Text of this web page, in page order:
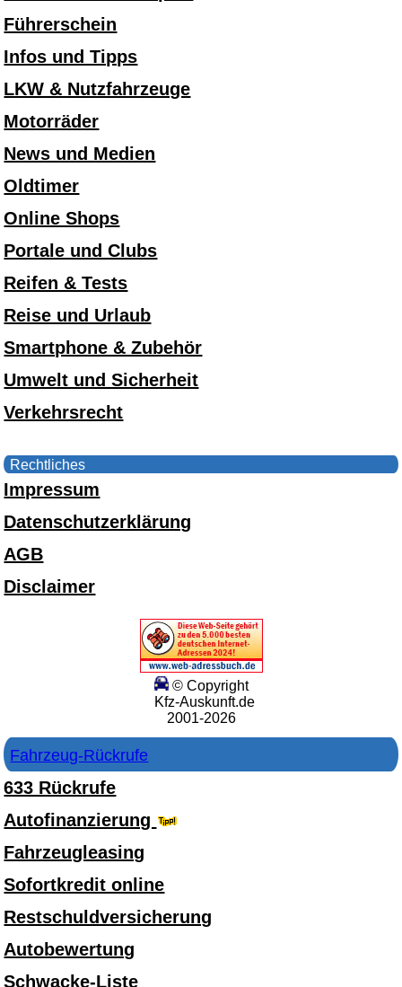
Führerschein
Infos und Tipps
LKW & Nutzfahrzeuge
Motorräder
News und Medien
Oldtimer
Online Shops
Portale und Clubs
Reifen & Tests
Reise und Urlaub
Smartphone & Zubehör
Umwelt und Sicherheit
Verkehrsrecht
Rechtliches
Impressum
Datenschutzerklärung
AGB
Disclaimer
© Copyright
Kfz-Auskunft.de
2001-2026
Fahrzeug-Rückrufe
633 Rückrufe
Autofinanzierung
Fahrzeugleasing
Sofortkredit online
Restschuldversicherung
Autobewertung
Schwacke-Liste